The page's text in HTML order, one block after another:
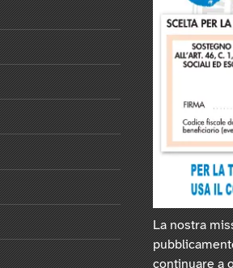
La nostra
continuare a